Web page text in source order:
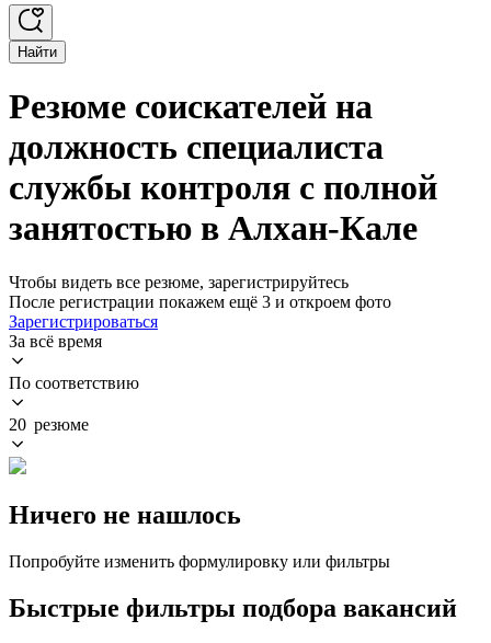
Найти
Резюме соискателей на
должность специалиста
службы контроля с полной
занятостью в Алхан-Кале
Чтобы видеть все резюме, зарегистрируйтесь
После регистрации покажем ещё 3 и откроем фото
Зарегистрироваться
За всё время
По соответствию
20 резюме
Ничего не нашлось
Попробуйте изменить формулировку или фильтры
Быстрые фильтры подбора вакансий